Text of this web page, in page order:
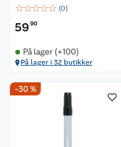
☆☆☆☆☆ (0)
5990
På lager (+100)
På lager i 32 butikker
-30 %